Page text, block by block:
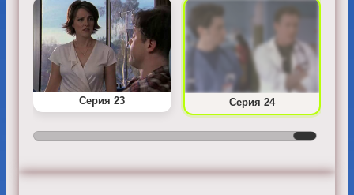
Серия 23 Серия 24